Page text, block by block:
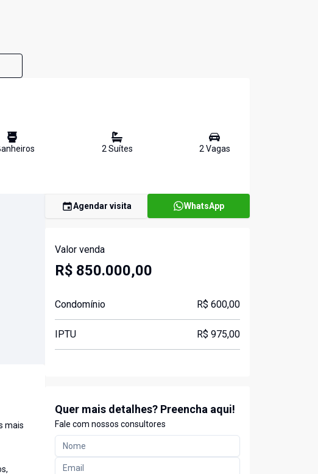
s 2Suítes 2Vagas
mais
Agendar visita WhatsApp
Valor venda
R$ 850.000,00
Condomínio R$ 600,00
IPTU R$ 975,00
Quer mais detalhes? Preencha aqui!
Fale com nossos consultores